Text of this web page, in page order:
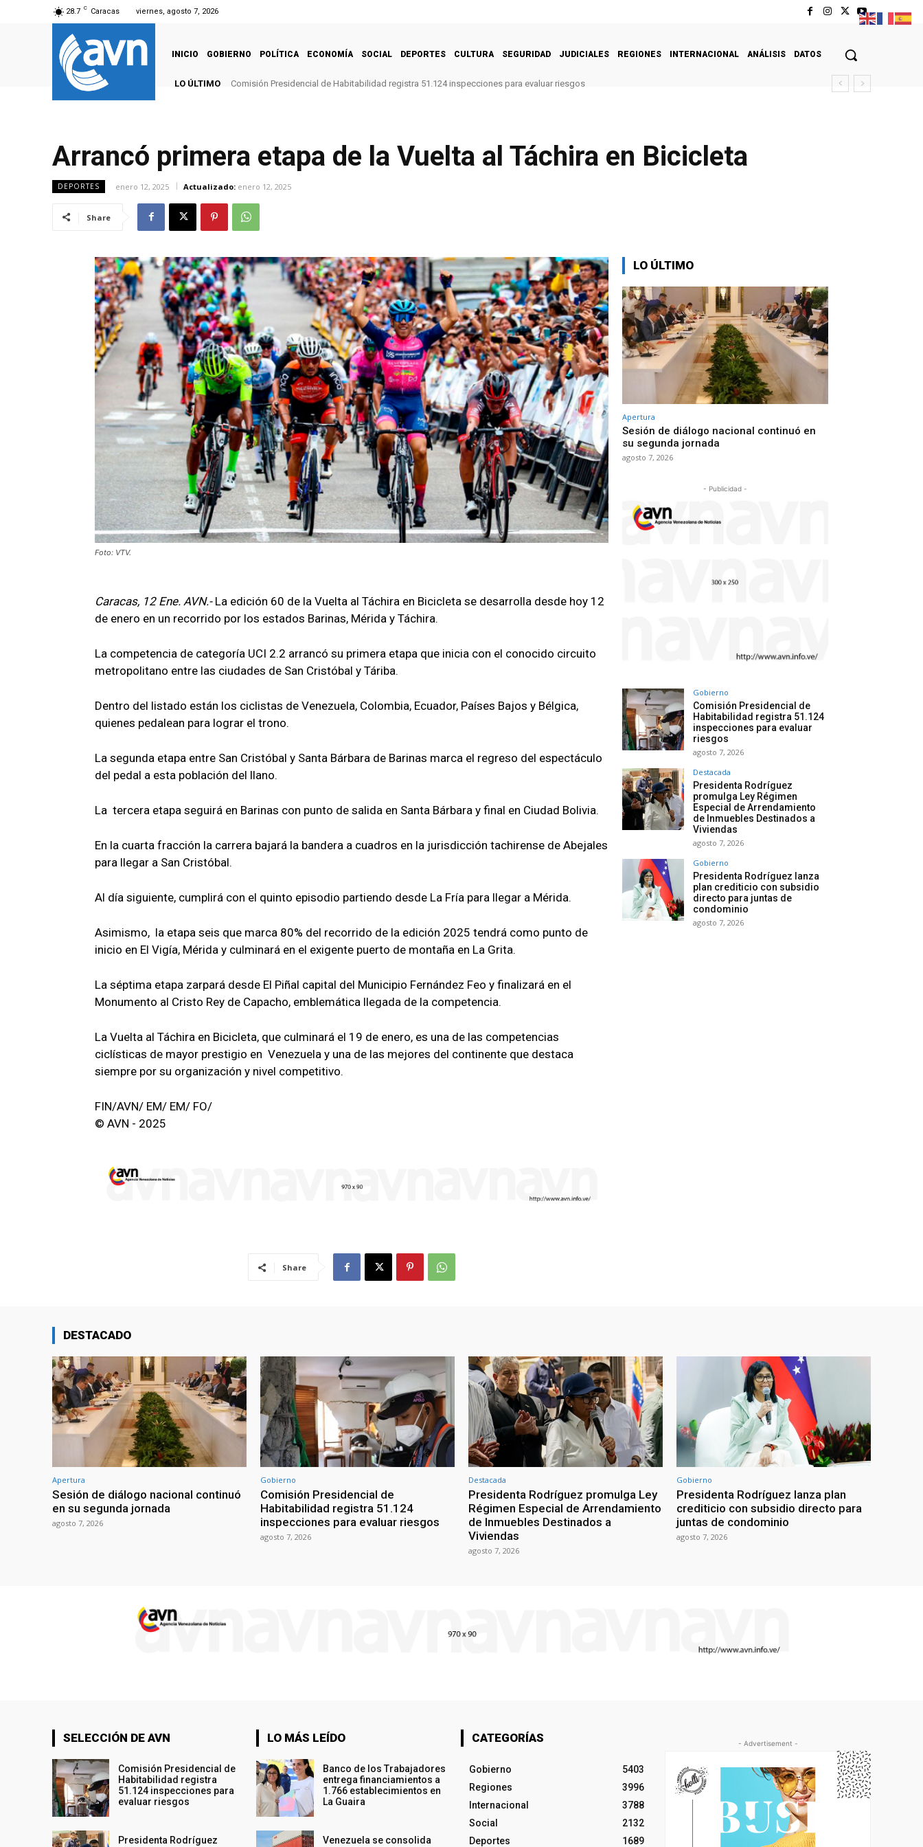
28.7 C Caracas viernes, agosto 7, 2026
INICIO GOBIERNO POLÍTICA ECONOMÍA SOCIAL DEPORTES CULTURA SEGURIDAD JUDICIALES REGIONES INTERNACIONAL ANÁLISIS DATOS
LO ÚLTIMO Comisión Presidencial de Habitabilidad registra 51.124 inspecciones para evaluar riesgos
Presidenta Rodríguez promulga Ley Régimen Especial de Arrendamiento de Inmuebles Destinados a Viviendas
Arrancó primera etapa de la Vuelta al Táchira en Bicicleta
DEPORTES enero 12, 2025 Actualizado: enero 12, 2025
Share
Foto: VTV.
Caracas, 12 Ene. AVN.- La edición 60 de la Vuelta al Táchira en Bicicleta se desarrolla desde hoy 12
de enero en un recorrido por los estados Barinas, Mérida y Táchira.
La competencia de categoría UCI 2.2 arrancó su primera etapa que inicia con el conocido circuito
metropolitano entre las ciudades de San Cristóbal y Táriba.
Dentro del listado están los ciclistas de Venezuela, Colombia, Ecuador, Países Bajos y Bélgica,
quienes pedalean para lograr el trono.
La segunda etapa entre San Cristóbal y Santa Bárbara de Barinas marca el regreso del espectáculo
del pedal a esta población del llano.
La tercera etapa seguirá en Barinas con punto de salida en Santa Bárbara y final en Ciudad Bolivia.
En la cuarta fracción la carrera bajará la bandera a cuadros en la jurisdicción tachirense de Abejales
para llegar a San Cristóbal.
Al día siguiente, cumplirá con el quinto episodio partiendo desde La Fría para llegar a Mérida.
Asimismo, la etapa seis que marca 80% del recorrido de la edición 2025 tendrá como punto de
inicio en El Vigía, Mérida y culminará en el exigente puerto de montaña en La Grita.
La séptima etapa zarpará desde El Piñal capital del Municipio Fernández Feo y finalizará en el
Monumento al Cristo Rey de Capacho, emblemática llegada de la competencia.
La Vuelta al Táchira en Bicicleta, que culminará el 19 de enero, es una de las competencias
ciclísticas de mayor prestigio en Venezuela y una de las mejores del continente que destaca
siempre por su organización y nivel competitivo.
FIN/AVN/ EM/ EM/ FO/
© AVN - 2025
Share
LO ÚLTIMO
Apertura
Sesión de diálogo nacional continuó en
su segunda jornada
agosto 7, 2026
- Publicidad -
Gobierno
Comisión Presidencial de
Habitabilidad registra 51.124
inspecciones para evaluar
riesgos
agosto 7, 2026
Destacada
Presidenta Rodríguez
promulga Ley Régimen
Especial de Arrendamiento
de Inmuebles Destinados a
Viviendas
agosto 7, 2026
Gobierno
Presidenta Rodríguez lanza
plan crediticio con subsidio
directo para juntas de
condominio
agosto 7, 2026
DESTACADO
Apertura
Sesión de diálogo nacional continuó
en su segunda jornada
agosto 7, 2026
Gobierno
Comisión Presidencial de
Habitabilidad registra 51.124
inspecciones para evaluar riesgos
agosto 7, 2026
Destacada
Presidenta Rodríguez promulga Ley
Régimen Especial de Arrendamiento
de Inmuebles Destinados a
Viviendas
agosto 7, 2026
Gobierno
Presidenta Rodríguez lanza plan
crediticio con subsidio directo para
juntas de condominio
agosto 7, 2026
SELECCIÓN DE AVN
Comisión Presidencial de
Habitabilidad registra
51.124 inspecciones para
evaluar riesgos
Presidenta Rodríguez
LO MÁS LEÍDO
Banco de los Trabajadores
entrega financiamientos a
1.766 establecimientos en
La Guaira
Venezuela se consolida
CATEGORÍAS
Gobierno
5403
Regiones
3996
Internacional
3788
Social
2132
Deportes
1689
- Advertisement -